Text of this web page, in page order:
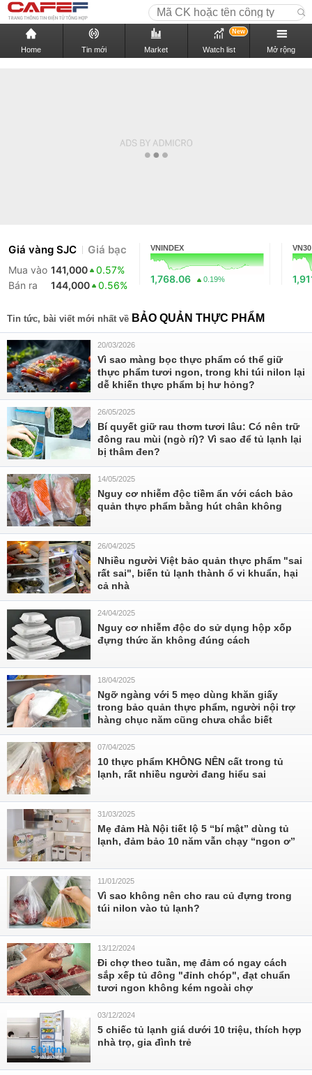
Home Tin mới Market Watch list
New
Mở rộng
Giá vàng SJC Giá bạc
Mua vào 141,000
0.57%
Bán ra
144,000 0.56%
VNINDEX
1,768.06 0.19%
VN30
Tin tức, bài viết mới nhất về BẢO QUẢN THỰC PHẨM
20/03/2026
Vì sao màng bọc thực phẩm có thể giữ
thực phẩm tươi ngon, trong khi túi nilon lại
dễ khiến thực phẩm bị hư hỏng?
26/05/2025
Bí quyết giữ rau thơm tươi lâu: Có nên trữ
đông rau mùi (ngò rí)? Vì sao để tủ lạnh lại
bị thâm đen?
14/05/2025
Nguy cơ nhiễm độc tiềm ẩn với cách bảo
quản thực phẩm bằng hút chân không
26/04/2025
Nhiều người Việt bảo quản thực phẩm "sai
rất sai", biến tủ lạnh thành ổ vi khuẩn, hại
cả nhà
24/04/2025
Nguy cơ nhiễm độc do sử dụng hộp xốp
đựng thức ăn không đúng cách
18/04/2025
Ngỡ ngàng với 5 mẹo dùng khăn giấy
trong bảo quản thực phẩm, người nội trợ
hàng chục năm cũng chưa chắc biết
07/04/2025
10 thực phẩm KHÔNG NÊN cất trong tủ
lạnh, rất nhiều người đang hiểu sai
31/03/2025
Mẹ đảm Hà Nội tiết lộ 5 “bí mật” dùng tủ
lạnh, đảm bảo 10 năm vẫn chạy “ngon ơ”
11/01/2025
Vì sao không nên cho rau củ đựng trong
túi nilon vào tủ lạnh?
13/12/2024
Đi chợ theo tuần, mẹ đảm có ngay cách
sắp xếp tủ đông "đỉnh chóp", đạt chuẩn
tươi ngon không kém ngoài chợ
03/12/2024
5 chiếc tủ lạnh giá dưới 10 triệu, thích hợp
nhà trọ, gia đình trẻ